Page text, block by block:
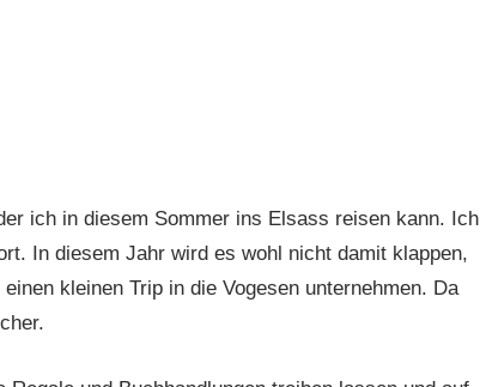
ich in diesem Sommer ins Elsass reisen kann. Ich
In diesem Jahr wird es wohl nicht damit klappen,
kleinen Trip in die Vogesen unternehmen. Da